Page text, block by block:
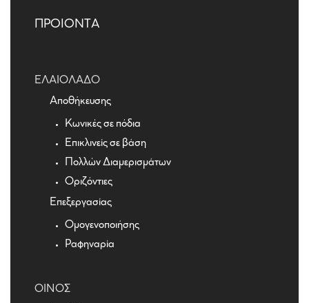
ΠΡΟΙΟΝΤΑ
ΕΛΑΙΌΛΑΔΟ
Αποθήκευσης
Κωνικές σε πόδια
Επικλινείς σε βάση
Πολλών Διαμερισμάτων
Οριζόντιες
Επεξεργασίας
Ομογενοποιήσης
Ραφηναρία
ΟΊΝΟΣ